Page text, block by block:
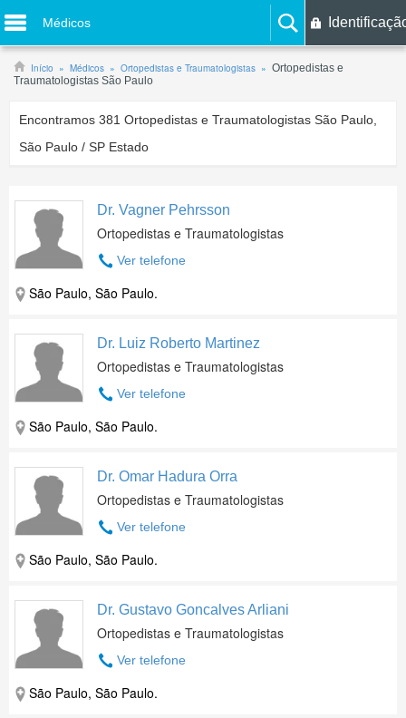
Médicos
Início Médicos Ortopedistas e Traumatologistas
Ortopedistas e
Traumatologistas São Paulo
Encontramos 381 Ortopedistas e Traumatologistas São Paulo,
São Paulo / SP Estado
Dr. Vagner Pehrsson
Ortopedistas e Traumatologistas
Ver telefone
São Paulo, São Paulo.
Dr. Luiz Roberto Martinez
Ortopedistas e Traumatologistas
Ver telefone
São Paulo, São Paulo.
Dr. Omar Hadura Orra
Ortopedistas e Traumatologistas
Ver telefone
São Paulo, São Paulo.
Dr. Gustavo Goncalves Arliani
Ortopedistas e Traumatologistas
Ver telefone
São Paulo, São Paulo.